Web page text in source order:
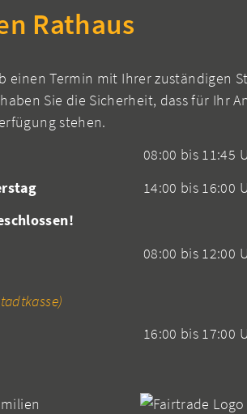
Rathaus
einen Termin mit Ihrer zuständigen
Sie die Sicherheit, dass für Ihr
stehen.
08:00 bis 11:45
14:00 bis 16:00
08:00 bis 12:00
16:00 bis 17:00